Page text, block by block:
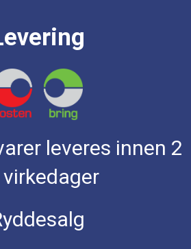
leveres innen 2
virkedager